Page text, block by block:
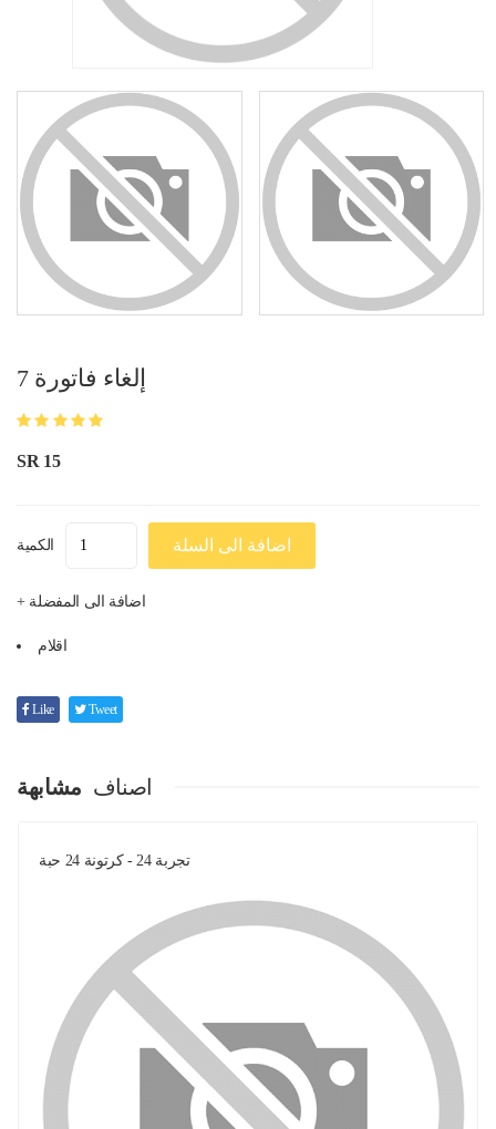
إلغاء فاتورة 7
SR 15
الكمية اضافة الى السلة
+ اضافة الى المفضلة
اقلام
Like Tweet
اصناف مشابهة
تجربة 24 - كرتونة 24 حبة